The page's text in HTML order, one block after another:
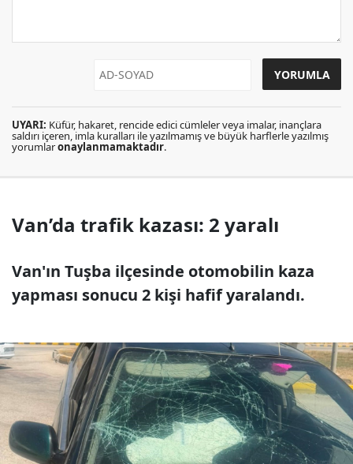
UYARI: Küfür, hakaret, rencide edici cümleler veya imalar, inançlara
saldırı içeren, imla kuralları ile yazılmamış ve büyük harflerle yazılmış
yorumlaronaylanmamaktadır.
Van’da trafik kazası: 2 yaralı
Van'ın Tuşba ilçesinde otomobilin kaza
yapması sonucu 2 kişi hafif yaralandı.